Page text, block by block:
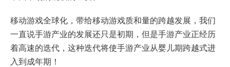
移动游戏全球化，带给移动游戏质和量的跨越发展，我们
一直说手游产业的发展还只是初期，但是手游产业正经历
着高速的迭代，这种迭代将使手游产业从婴儿期跨越式进
入到成年期！